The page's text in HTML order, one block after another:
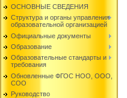
ОСНОВНЫЕ СВЕДЕНИЯ
Структура и органы управления
образовательной организацией
Официальные документы
Образование
Образовательные стандарты и
требования
Обновленные ФГОС НОО, ООО,
СОО
Руководство